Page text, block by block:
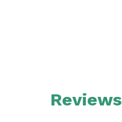
Reviews